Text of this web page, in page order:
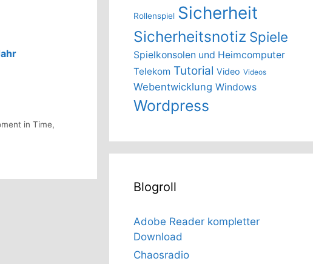
in Time,
Rollenspiel Sicherheit
Sicherheitsnotiz Spiele
Spielkonsolen und Heimcomputer
Telekom Tutorial Video Videos
Webentwicklung Windows
Wordpress
Blogroll
Adobe Reader kompletter
Download
Chaosradio